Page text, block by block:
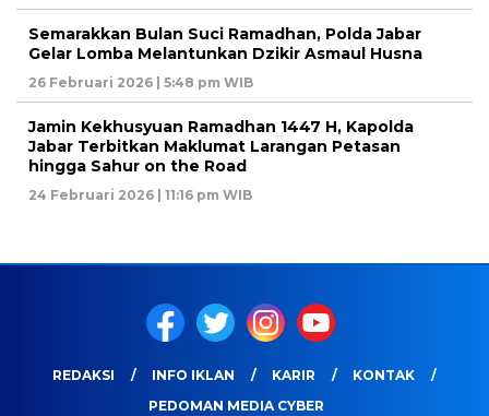
Semarakkan Bulan Suci Ramadhan, Polda Jabar
Gelar Lomba Melantunkan Dzikir Asmaul Husna
26 Februari 2026 | 5:48 pm WIB
Jamin Kekhusyuan Ramadhan 1447 H, Kapolda
Jabar Terbitkan Maklumat Larangan Petasan
hingga Sahur on the Road
24 Februari 2026 | 11:16 pm WIB
REDAKSI INFO IKLAN KARIR
KONTAK
PEDOMAN MEDIA CYBER